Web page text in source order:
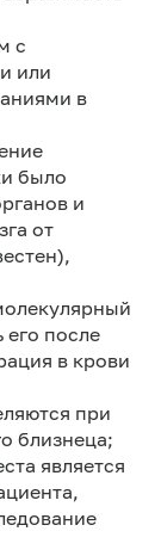
с
или
в
было
и
от
после
в крови
при
близнеца;
является